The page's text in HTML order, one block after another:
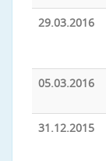
29.03.2016
05.03.2016
31.12.2015